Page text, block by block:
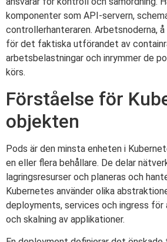
komponenter som API-servern,
controllerhanteraren. Arbetsnoderna, å
för det faktiska utförandet av
arbetsbelastningar och inrymmer de
körs.
Förståelse för
objekten
Pods är den minsta enheten i
en eller flera behållare. De delar
lagringsresurser och planeras och
Kubernetes använder olika
deployments, services och ingress
och skalning av applikationer.